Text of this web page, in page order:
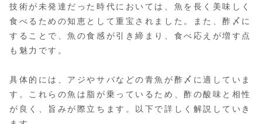
技術が未発達だった時代においては、魚を長く美味しく
食べるための知恵として重宝されました。また、酢〆に
することで、魚の食感が引き締まり、食べ応えが増す点
も魅力です。
具体的には、アジやサバなどの青魚が酢〆に適していま
す。これらの魚は脂が乗っているため、酢の酸味と相性
が良く、旨みが際立ちます。以下で詳しく解説していき